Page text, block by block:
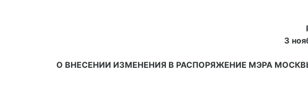
3
О ВНЕСЕНИИ ИЗМЕНЕНИЯ В РАСПОРЯЖЕНИЕ МЭРА